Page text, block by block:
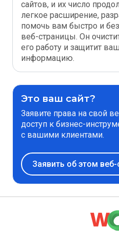
сайтов, и их число
легкое расширение,
помочь вам быстро и
веб-страницы. Он
его работу и защитит
информацию.
Это ваш сайт?
Заявите права на свой
доступ к бизнес-
с вашими клиентами.
Заявить об этом веб-